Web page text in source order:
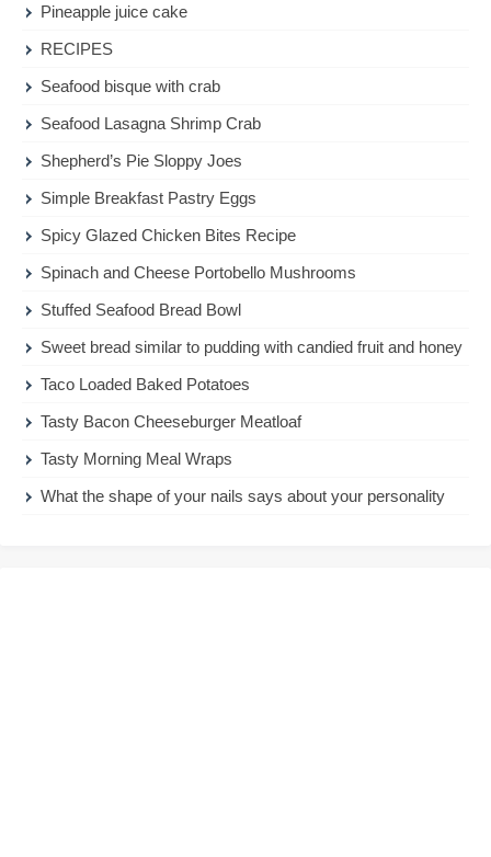
Pineapple juice cake
RECIPES
Seafood bisque with crab
Seafood Lasagna Shrimp Crab
Shepherd’s Pie Sloppy Joes
Simple Breakfast Pastry Eggs
Spicy Glazed Chicken Bites Recipe
Spinach and Cheese Portobello Mushrooms
Stuffed Seafood Bread Bowl
Sweet bread similar to pudding with candied fruit and honey
Taco Loaded Baked Potatoes
Tasty Bacon Cheeseburger Meatloaf
Tasty Morning Meal Wraps
What the shape of your nails says about your personality